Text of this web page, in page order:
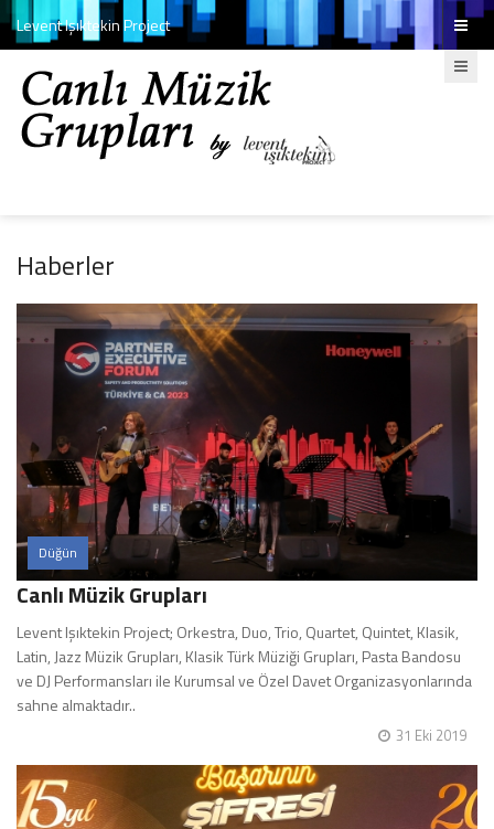
Levent Işıktekin Project
Haberler
Düğün
Canlı Müzik Grupları
Levent Işıktekin Project; Orkestra, Duo, Trio, Quartet, Quintet, Klasik,
Latin, Jazz Müzik Grupları, Klasik Türk Müziği Grupları, Pasta Bandosu
ve DJ Performansları ile Kurumsal ve Özel Davet Organizasyonlarında
sahne almaktadır..
31 Eki 2019